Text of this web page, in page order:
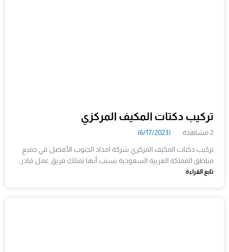
تركيب دكتات المكيف المركزي
2 مشاهدة (6/17/2023)
تركيب دكتات المكيف المركزي شركة امداد الجنوب الأفضل في جميع
مناطق المملكة العربية السعودية بسبب أنها تمتلك فريق عمل قادر…
تابع القراءة